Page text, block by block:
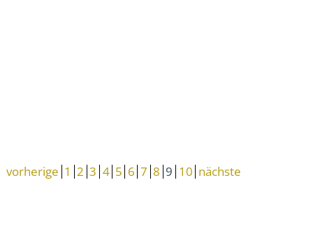
vorherige 1 2 3 4 5 6 7 8 9 10 nächste